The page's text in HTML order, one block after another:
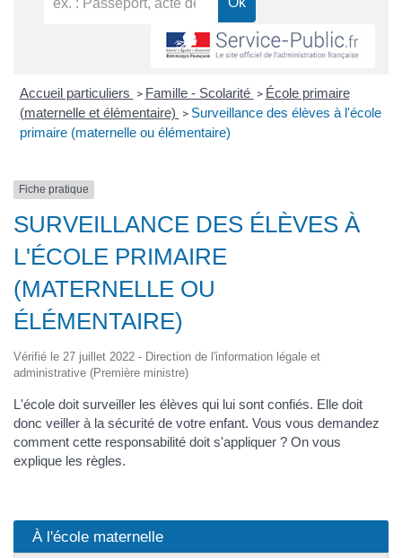
Accueil particuliers > Famille - Scolarité > École primaire
(maternelle et élémentaire) > Surveillance des élèves à l'école
primaire (maternelle ou élémentaire)
Fiche pratique
SURVEILLANCE DES ÉLÈVES À
L'ÉCOLE PRIMAIRE
(MATERNELLE OU
ÉLÉMENTAIRE)
Vérifié le 27 juillet 2022 - Direction de l'information légale et
administrative (Première ministre)
L'école doit surveiller les élèves qui lui sont confiés. Elle doit
donc veiller à la sécurité de votre enfant. Vous vous demandez
comment cette responsabilité doit s'appliquer ? On vous
explique les règles.
À l'école maternelle